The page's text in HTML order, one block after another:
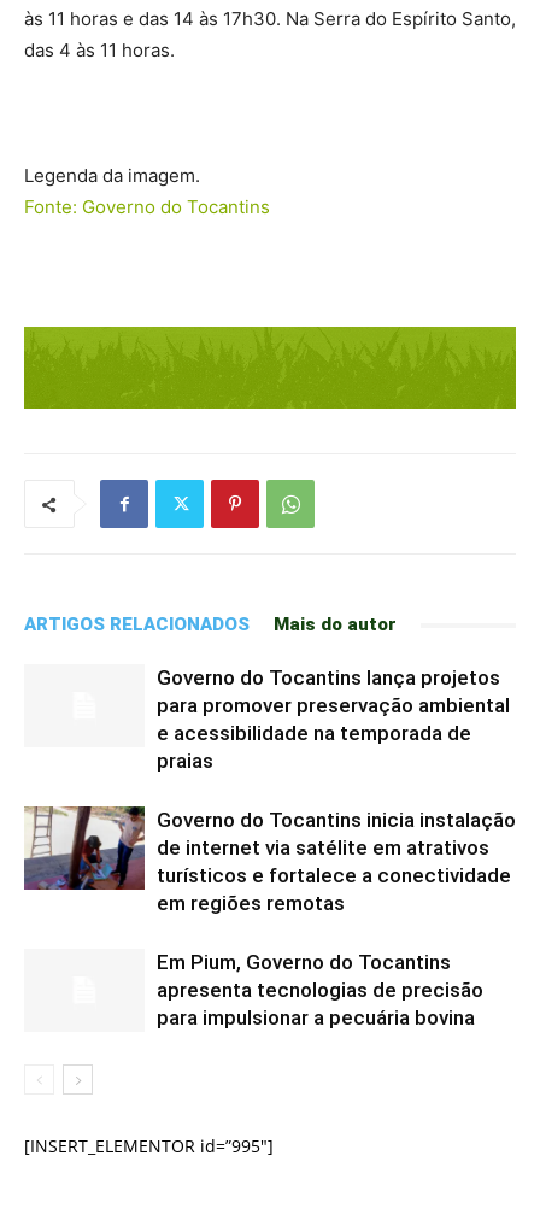
às 11 horas e das 14 às 17h30. Na Serra do Espírito Santo,
das 4 às 11 horas.
Legenda da imagem.
Fonte: Governo do Tocantins
ARTIGOS RELACIONADOS Mais do autor
Governo do Tocantins lança projetos
para promover preservação ambiental
e acessibilidade na temporada de
praias
Governo do Tocantins inicia instalação
de internet via satélite em atrativos
turísticos e fortalece a conectividade
em regiões remotas
Em Pium, Governo do Tocantins
apresenta tecnologias de precisão
para impulsionar a pecuária bovina
[INSERT_ELEMENTOR id=”995″]